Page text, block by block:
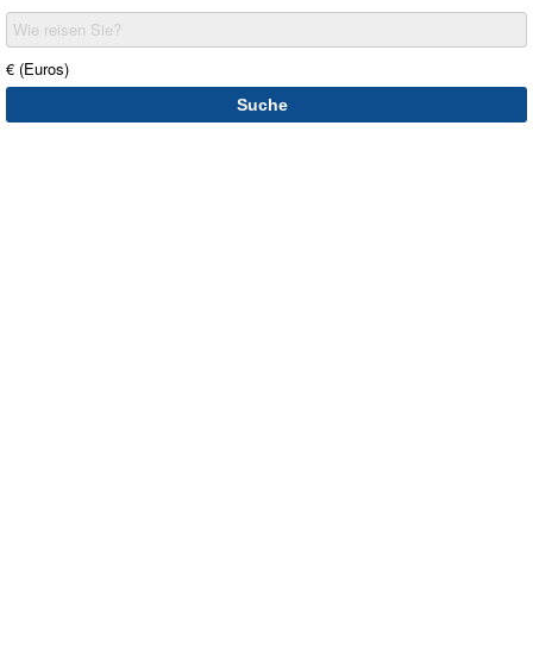
Wie reisen Sie?
€ (Euros)
Suche